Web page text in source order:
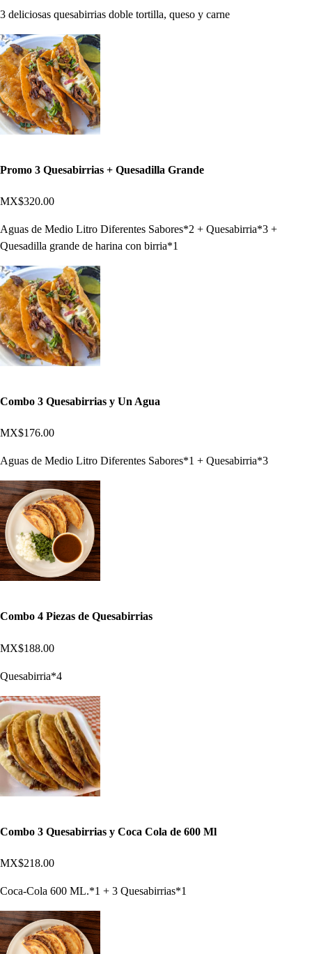
3 deliciosas quesabirrias doble tortilla, queso y carne
Promo 3 Quesabirrias + Quesadilla Grande
MX$320.00
Aguas de Medio Litro Diferentes Sabores*2 + Quesabirria*3 +
Quesadilla grande de harina con birria*1
Combo 3 Quesabirrias y Un Agua
MX$176.00
Aguas de Medio Litro Diferentes Sabores*1 + Quesabirria*3
Combo 4 Piezas de Quesabirrias
MX$188.00
Quesabirria*4
Combo 3 Quesabirrias y Coca Cola de 600 Ml
MX$218.00
Coca-Cola 600 ML.*1 + 3 Quesabirrias*1